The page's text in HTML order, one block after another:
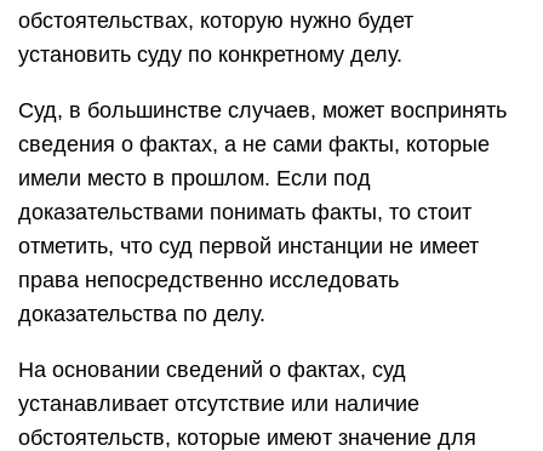
обстоятельствах, которую нужно будет
установить суду по конкретному делу.
Суд, в большинстве случаев, может воспринять
сведения о фактах, а не сами факты, которые
имели место в прошлом. Если под
доказательствами понимать факты, то стоит
отметить, что суд первой инстанции не имеет
права непосредственно исследовать
доказательства по делу.
На основании сведений о фактах, суд
устанавливает отсутствие или наличие
обстоятельств, которые имеют значение для